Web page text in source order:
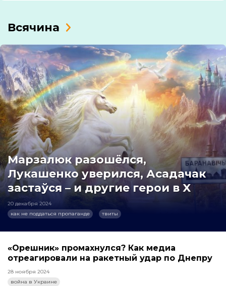
Всячина
Марзалюк разошёлся,
Лукашенко уверился, Асадачак
застаўся – и другие герои в X
20 декабря 2024
как не поддаться пропаганде
твиты
«Орешник» промахнулся? Как медиа
отреагировали на ракетный удар по Днепру
28 ноября 2024
война в Украине